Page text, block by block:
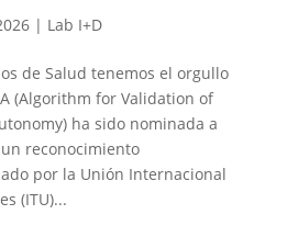
| Lab I+D
de Salud tenemos el orgullo
(Algorithm for Validation of
ha sido nominada a
un reconocimiento
por la Unión Internacional
(ITU)...